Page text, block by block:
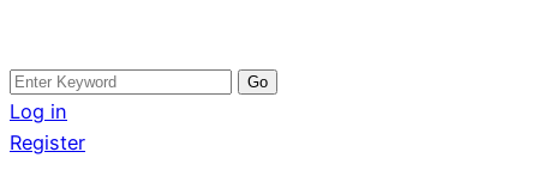
Skip
to
content
อสังหาโพสต์ รีวิวเยอะ รับจ้างโพสต์ขายบ้าน รับจ้างโพสต์อสัง
หา แตกต่างอย่างตั้งใจ รับรองผล อันดับ1 การโพสต์ขายอสังหา
กับทีมงานบริษัท บ้าน ที่ดิน คอนโด ติดGoogleหน้าแรกได้จริงๆ
รับจ้างโพสอสังหา ขายบ้าน อสังหาโพสต์ เชื่อถือได้จริง รับ
โพสต์ ที่ดิน กับทีมงานบริษัท ถูกและดีที่สุด ไม่มีค่านายหน้า
ขายได้จริงๆ ช่วยสร้างโอกาสในการขายได้มากกว่า ที่เดียว ที่
Search
for:
Log in
Register